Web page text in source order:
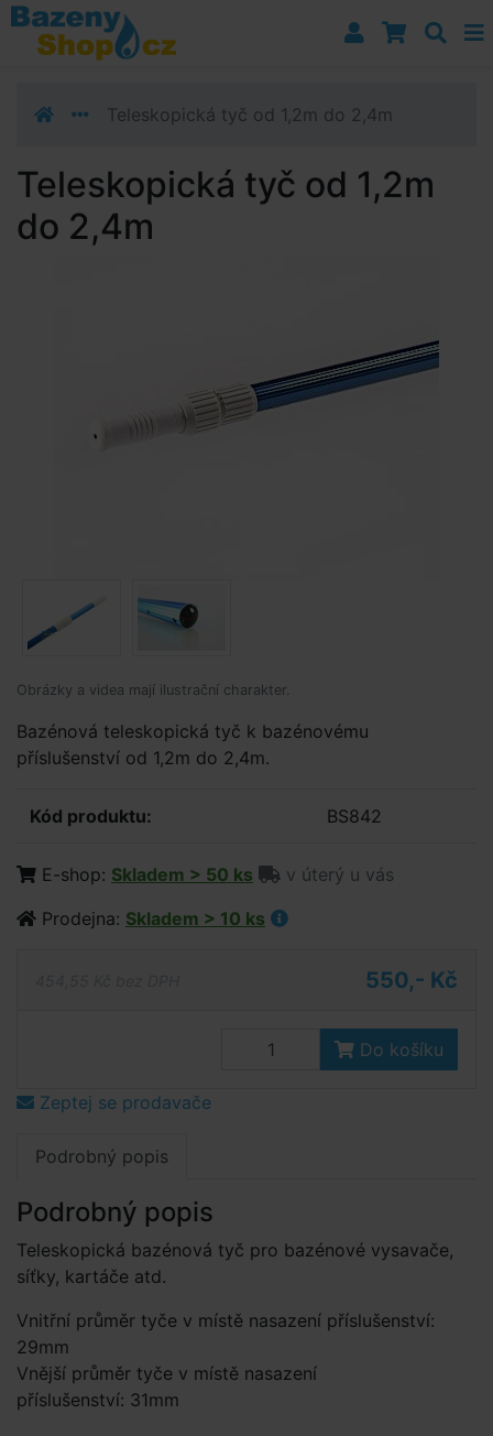
Přejít k navigaci
Přejít na obsah
Přejít k postrannímu sloupci
Teleskopická tyč od 1,2m do 2,4m
Teleskopická tyč od 1,2m
do 2,4m
Obrázky a videa mají ilustrační charakter.
Bazénová teleskopická tyč k bazénovému
příslušenství od 1,2m do 2,4m.
Kód produktu: BS842
E-shop: Skladem > 50 ks
v úterý u vás
Prodejna: Skladem > 10 ks
550,- Kč
Do košíku
Zeptej se prodavače
Podrobný popis
Podrobný popis
Teleskopická bazénová tyč pro bazénové vysavače,
síťky, kartáče atd.
Vnitřní průměr tyče v místě nasazení příslušenství:
29mm
Vnější průměr tyče v místě nasazení
příslušenství: 31mm